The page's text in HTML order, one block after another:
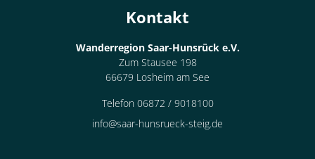
Kontakt
Wanderregion Saar-Hunsrück e.V.
Zum Stausee 198
66679 Losheim am See
Telefon 06872 / 9018100
info@saar-hunsrueck-steig.de